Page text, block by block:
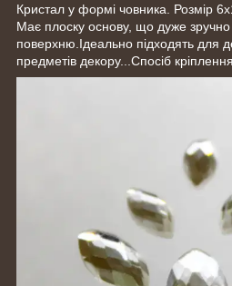
Кристал у формі човника. Розмір
Має плоску основу, що дуже зручно
поверхню.Ідеально підходять для
предметів декору...Спосіб